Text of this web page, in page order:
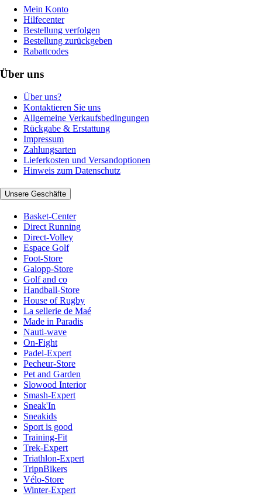
Mein Konto
Hilfecenter
Bestellung verfolgen
Bestellung zurückgeben
Rabattcodes
Über uns
Über uns?
Kontaktieren Sie uns
Allgemeine Verkaufsbedingungen
Rückgabe & Erstattung
Impressum
Zahlungsarten
Lieferkosten und Versandoptionen
Hinweis zum Datenschutz
Unsere Geschäfte
Basket-Center
Direct Running
Direct-Volley
Espace Golf
Foot-Store
Galopp-Store
Golf and co
Handball-Store
House of Rugby
La sellerie de Maé
Made in Paradis
Nauti-wave
On-Fight
Padel-Expert
Pecheur-Store
Pet and Garden
Slowood Interior
Smash-Expert
Sneak'In
Sneakids
Sport is good
Training-Fit
Trek-Expert
Triathlon-Expert
TripnBikers
Vélo-Store
Winter-Expert